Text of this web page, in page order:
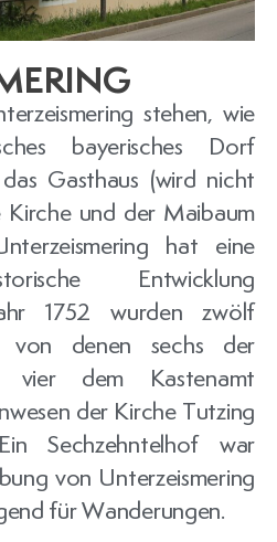
stehen, wie
bayerisches Dorf
Gasthaus (wird nicht
Kirche und der Maibaum
hat eine
Entwicklung
1752 wurden zwölf
von denen sechs der
vier dem Kastenamt
der Kirche Tutzing
Sechzehntelhof war
von Unterzeismering
für Wanderungen.